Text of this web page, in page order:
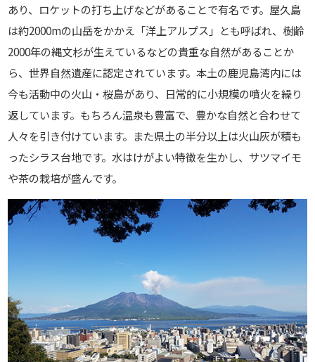
あり、ロケットの打ち上げなどがあることで有名です。屋久島
は約2000mの山岳をかかえ「洋上アルプス」とも呼ばれ、樹齢
2000年の縄文杉が生えているなどの貴重な自然があることか
ら、世界自然遺産に認定されています。本土の鹿児島湾内には
今も活動中の火山・桜島があり、日常的に小規模の噴火を繰り
返しています。もちろん温泉も豊富で、豊かな自然と合わせて
人々を引き付けています。また県土の半分以上は火山灰が積も
ったシラス台地です。水はけがよい特徴を生かし、サツマイモ
や茶の栽培が盛んです。